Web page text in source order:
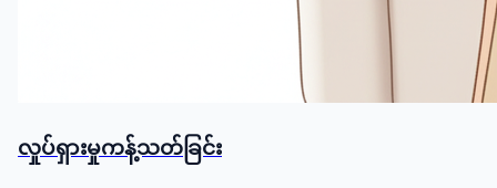
လှုပ်ရှားမှုကန့်သတ်ခြင်း